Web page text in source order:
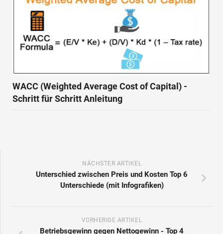
WACC (Weighted Average Cost of Capital) -
Schritt für Schritt Anleitung
NÄCHSTER ARTIKEL
Unterschied zwischen Preis und Kosten Top 6
Unterschiede (mit Infografiken)
VORHERIGE ARTIKEL
Betriebsgewinn gegen Nettogewinn - Top 4